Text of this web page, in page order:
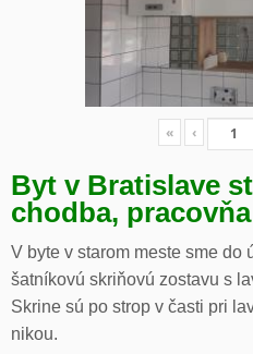
« ‹
Byt v Bratislave
chodba, pracovňa
V byte v starom meste sme do
šatníkovú skriňovú zostavu s
Skrine sú po strop v časti pri
nikou.